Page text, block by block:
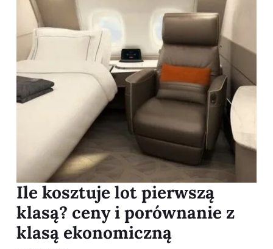
Ile kosztuje lot pierwszą
klasą? ceny i porównanie z
klasą ekonomiczną